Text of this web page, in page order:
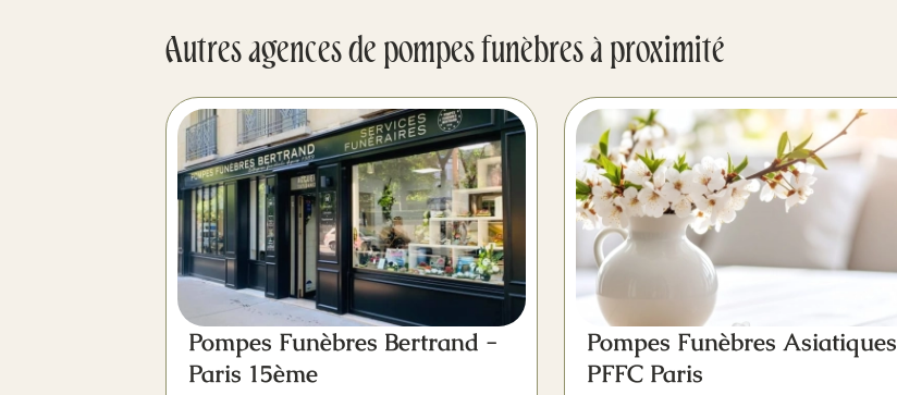
Autres agences de pompes funèbres à proximité
Pompes Funèbres Bertrand -
Paris 15ème
Pompes Funèbres Asiatiques
PFFC Paris